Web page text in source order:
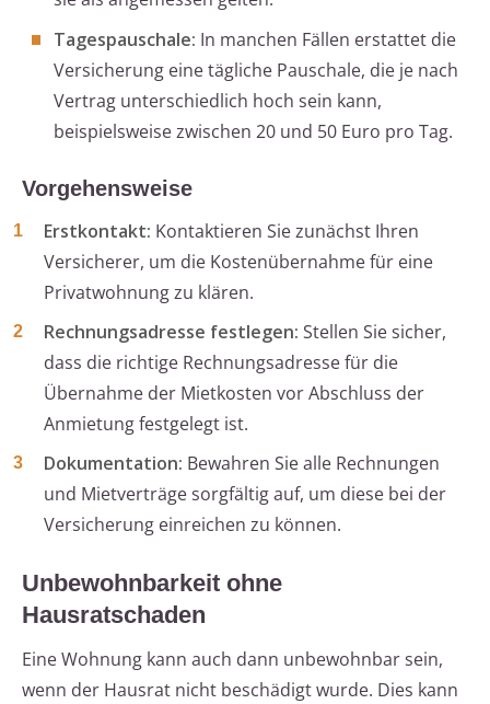
Tagespauschale: In manchen Fällen erstattet die
Versicherung eine tägliche Pauschale, die je nach
Vertrag unterschiedlich hoch sein kann,
beispielsweise zwischen 20 und 50 Euro pro Tag.
Vorgehensweise
Erstkontakt: Kontaktieren Sie zunächst Ihren
Versicherer, um die Kostenübernahme für eine
Privatwohnung zu klären.
Rechnungsadresse festlegen: Stellen Sie sicher,
dass die richtige Rechnungsadresse für die
Übernahme der Mietkosten vor Abschluss der
Anmietung festgelegt ist.
Dokumentation: Bewahren Sie alle Rechnungen
und Mietverträge sorgfältig auf, um diese bei der
Versicherung einreichen zu können.
Unbewohnbarkeit ohne
Hausratschaden
Eine Wohnung kann auch dann unbewohnbar sein,
wenn der Hausrat nicht beschädigt wurde. Dies kann